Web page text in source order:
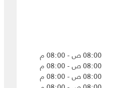
08:00 ص - 08:00 م
08:00 ص - 08:00 م
08:00 ص - 08:00 م